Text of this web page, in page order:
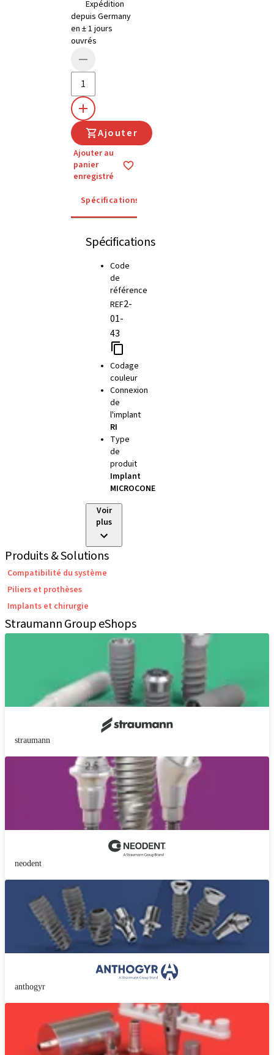
Expédition
depuis Germany
en ± 1 jours
ouvrés
Ajouter
Ajouter au
panier
enregistré
Spécifications
Spécifications
Code
de
référence
REF2-
01-
43
Codage
couleur
Connexion
de
l'implant
RI
Type
de
produit
Implant
MICROCONE
Voir
plus
Produits & Solutions
Compatibilité du système
Piliers et prothèses
Implants et chirurgie
Straumann Group eShops
straumann
neodent
anthogyr